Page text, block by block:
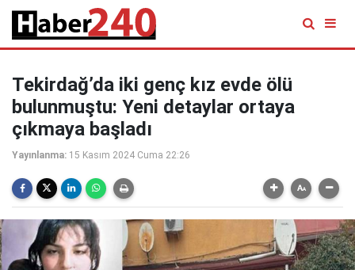
Tekirdağ’da iki genç kız evde ölü
bulunmuştu: Yeni detaylar ortaya
çıkmaya başladı
Yayınlanma: 15 Kasım 2024 Cuma 22:26